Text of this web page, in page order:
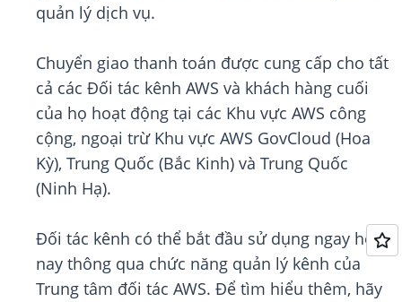
quản lý dịch vụ.
Chuyển giao thanh toán được cung cấp cho tất
cả các Đối tác kênh AWS và khách hàng cuối
của họ hoạt động tại các Khu vực AWS công
cộng, ngoại trừ Khu vực AWS GovCloud (Hoa
Kỳ), Trung Quốc (Bắc Kinh) và Trung Quốc
(Ninh Hạ).
Đối tác kênh có thể bắt đầu sử dụng ngay hôm
nay thông qua chức năng quản lý kênh của
Trung tâm đối tác AWS. Để tìm hiểu thêm, hãy